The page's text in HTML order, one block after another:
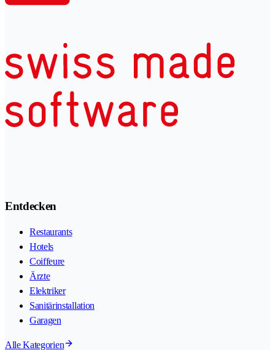
Entdecken
Restaurants
Hotels
Coiffeure
Ärzte
Elektriker
Sanitärinstallation
Garagen
Alle Kategorien